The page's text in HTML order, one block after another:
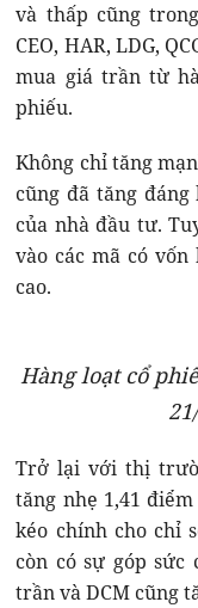
và thấp cũng
CEO, HAR, LDG,
mua giá trần từ
phiếu.
Không chỉ tăng
cũng đã tăng
của nhà đầu tư.
vào các mã có
cao.
Hàng loạt cổ
Trở lại với thị
tăng nhẹ 1,41
kéo chính cho chỉ
còn có sự góp sức
trần và DCM cũng